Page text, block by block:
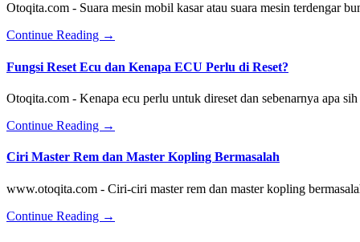
Rembes
Busi
Mobil
Otoqita.com - Suara mesin mobil kasar atau suara mesin terdengar
Continue Reading about
Penyebab
Mobil
Kasar
→
Fungsi Reset Ecu dan Kenapa ECU Perlu di Reset?
Otoqita.com - Kenapa ecu perlu untuk direset dan sebenarnya apa
Continue Reading about
Reset
dan
Kenapa
Perlu
→
Ciri Master Rem dan Master Kopling Bermasalah
www.otoqita.com - Ciri-ciri master rem dan master kopling
Continue Reading about
→